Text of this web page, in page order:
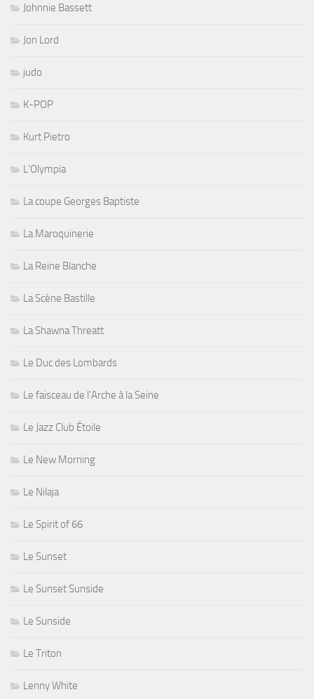
Johnnie Bassett
Jon Lord
judo
K-POP
Kurt Pietro
L'Olympia
La coupe Georges Baptiste
La Maroquinerie
La Reine Blanche
La Scène Bastille
La Shawna Threatt
Le Duc des Lombards
Le faisceau de l'Arche à la Seine
Le Jazz Club Étoile
Le New Morning
Le Nilaja
Le Spirit of 66
Le Sunset
Le Sunset Sunside
Le Sunside
Le Triton
Lenny White